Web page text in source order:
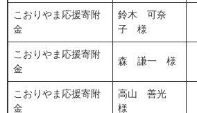
こおりやま応援寄附
金
鈴木 可奈
子 様
こおりやま応援寄附
金
森 謙一 様
こおりやま応援寄附
金
高山 善光
様